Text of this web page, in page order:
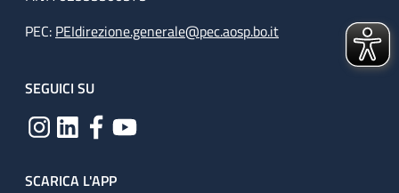
PEC: PEIdirezione.generale@pec.aosp.bo.it
SEGUICI SU
SCARICA L'APP